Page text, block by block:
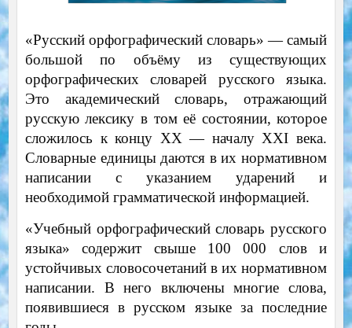
«Русский орфографический словарь» — самый
большой по объёму из существующих
орфографических словарей русского языка.
Это академический словарь, отражающий
русскую лексику в том её состоянии, которое
сложилось к концу XX — началу XXI века.
Словарные единицы даются в их нормативном
написании с указанием ударений и
необходимой грамматической информацией.
«Учебный орфографический словарь русского
языка» содержит свыше 100 000 слов и
устойчивых словосочетаний в их нормативном
написании. В него включены многие слова,
появившиеся в русском языке за последние